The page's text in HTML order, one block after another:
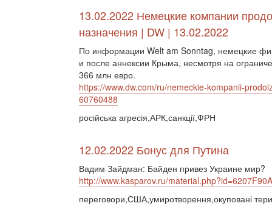
13.02.2022 Немецкие компании
назначения | DW | 13.02.2022
По информации Welt am Sonntag, немецкие
и после аннексии Крыма, несмотря на
366 млн евро.
https://www.dw.com/ru/nemeckie-kompanii-
60760488
російська агресія,АРК,санкції,ФРН
12.02.2022 Бонус для Путина
Вадим Зайдман: Байден привез Украине мир?
http://www.kasparov.ru/
переговори,США,умиротворення,окуповані